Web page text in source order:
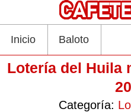
Inicio Baloto
Lotería del Huila
Categoría: